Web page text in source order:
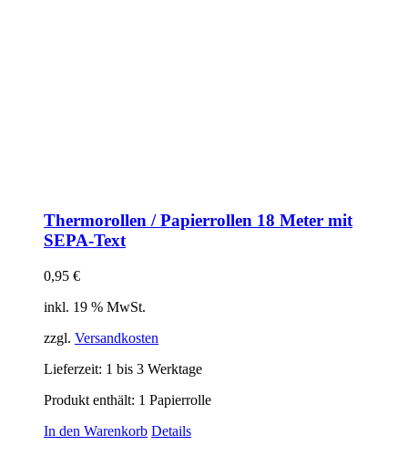
Thermorollen / Papierrollen 18 Meter mit
SEPA-Text
0,95 €
inkl. 19 % MwSt.
zzgl. Versandkosten
Lieferzeit: 1 bis 3 Werktage
Produkt enthält: 1 Papierrolle
In den Warenkorb Details